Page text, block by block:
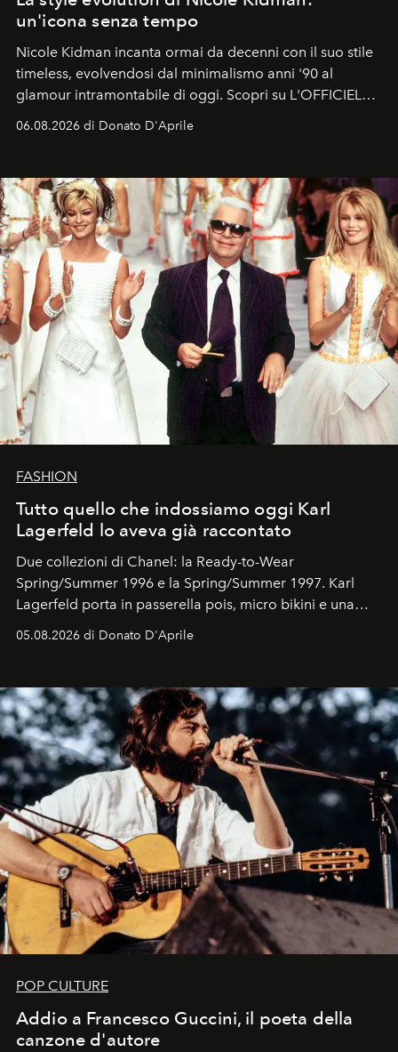
un'icona senza tempo
Nicole Kidman incanta ormai da decenni con il suo stile
timeless, evolvendosi dal minimalismo anni '90 al
glamour intramontabile di oggi. Scopri su L'OFFICIEL
Italia la sua style evolution.
06.08.2026 di Donato D'Aprile
FASHION
Tutto quello che indossiamo oggi Karl
Lagerfeld lo aveva già raccontato
Due collezioni di Chanel: la Ready-to-Wear
Spring/Summer 1996 e la Spring/Summer 1997. Karl
Lagerfeld porta in passerella pois, micro bikini e una
logomania pensata per la spiaggia
Kate, Claudia e Carla una dietro l'altra. Trent'anni dopo,
uno dei documenti più contemporanei che abbiamo.
05.08.2026 di Donato D'Aprile
POP CULTURE
Addio a Francesco Guccini, il poeta della
canzone d'autore